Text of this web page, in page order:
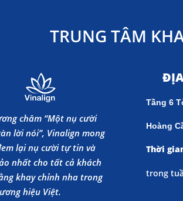
TRUNG TÂM
châm “Một nụ cười
lời nói”, Vinalign mong
lại nụ cười tự tin và
nhất cho tất cả khách
khay chỉnh nha trong
hiệu Việt.
Tầng 6
Hoàng
Thời
trong